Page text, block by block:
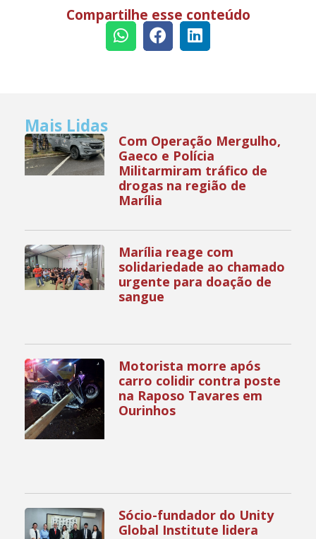
Compartilhe esse conteúdo
Mais Lidas
Com Operação Mergulho,
Gaeco e Polícia
Militarmiram tráfico de
drogas na região de
Marília
Marília reage com
solidariedade ao chamado
urgente para doação de
sangue
Motorista morre após
carro colidir contra poste
na Raposo Tavares em
Ourinhos
Sócio-fundador do Unity
Global Institute lidera